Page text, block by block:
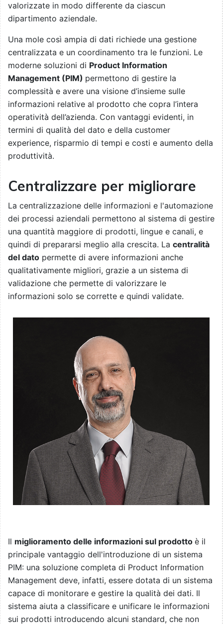
valorizzate in modo differente da ciascun
dipartimento aziendale.
Una mole così ampia di dati richiede una gestione
centralizzata e un coordinamento tra le funzioni. Le
moderne soluzioni di Product Information
Management (PIM) permettono di gestire la
complessità e avere una visione d’insieme sulle
informazioni relative al prodotto che copra l’intera
operatività dell’azienda. Con vantaggi evidenti, in
termini di qualità del dato e della customer
experience, risparmio di tempi e costi e aumento della
produttività.
Centralizzare per migliorare
La centralizzazione delle informazioni e l'automazione
dei processi aziendali permettono al sistema di gestire
una quantità maggiore di prodotti, lingue e canali, e
quindi di prepararsi meglio alla crescita. La centralità
del dato permette di avere informazioni anche
qualitativamente migliori, grazie a un sistema di
validazione che permette di valorizzare le
informazioni solo se corrette e quindi validate.
Il miglioramento delle informazioni sul prodotto è il
principale vantaggio dell'introduzione di un sistema
PIM: una soluzione completa di Product Information
Management deve, infatti, essere dotata di un sistema
capace di monitorare e gestire la qualità dei dati. Il
sistema aiuta a classificare e unificare le informazioni
sui prodotti introducendo alcuni standard, che non